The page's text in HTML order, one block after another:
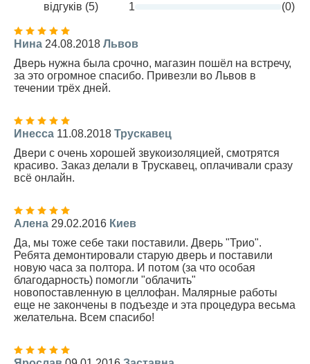
відгуків (5) 1 (0)
Нина 24.08.2018 Львов
Дверь нужна была срочно, магазин пошёл на встречу,
за это огромное спасибо. Привезли во Львов в
течении трёх дней.
Инесса 11.08.2018 Трускавец
Двери с очень хорошей звукоизоляцией, смотрятся
красиво. Заказ делали в Трускавец, оплачивали сразу
всё онлайн.
Алена 29.02.2016 Киев
Да, мы тоже себе таки поставили. Дверь "Трио".
Ребята демонтировали старую дверь и поставили
новую часа за полтора. И потом (за что особая
благодарность) помогли "облачить"
новопоставленную в целлофан. Малярные работы
еще не закончены в подъезде и эта процедура весьма
желательна. Всем спасибо!